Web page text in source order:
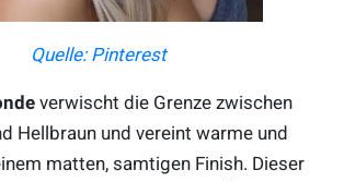
Quelle: Pinterest
verwischt die Grenze zwischen
Hellbraun und vereint warme und
matten, samtigen Finish. Dieser